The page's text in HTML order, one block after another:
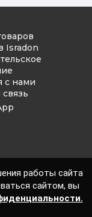
Isradon
с нами
работы сайта
сайтом, вы